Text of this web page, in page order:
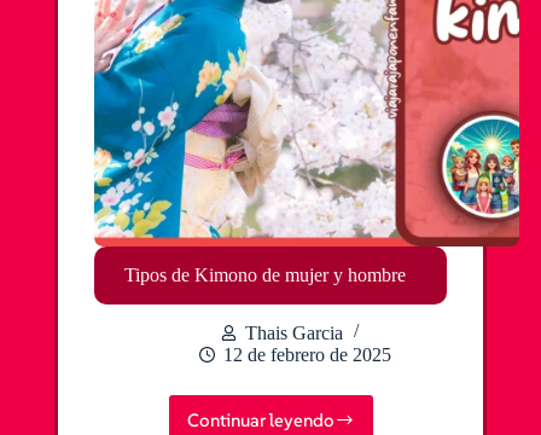
Tipos de Kimono de mujer y hombre
Thais Garcia
12 de febrero de 2025
Continuar leyendo
Tipos